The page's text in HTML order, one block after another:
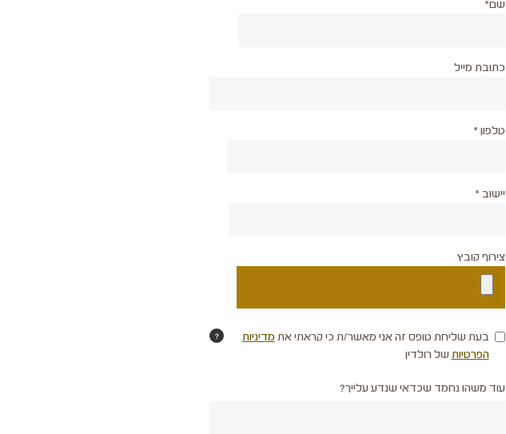
שם*
כתובת מייל
טלפון *
יישוב *
צירוף קובץ
בעת שליחת טופס זה אני מאשר/ת כי קראתי אתמדיניות
הפרטיותשל רולדין
?
עוד משהו נחמד שכדאי שנדע עלייך?